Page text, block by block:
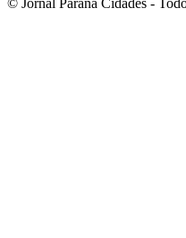
© Jornal Paraná Cidades -